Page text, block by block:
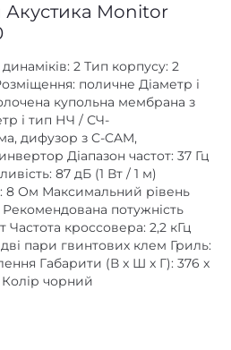
Акустика Monitor
2 Тип корпусу: 2
поличне Діаметр і
купольна мембрана з
і тип НЧ / СЧ-
дифузор з C-CAM,
Діапазон частот: 37 Гц
87 дБ (1 Вт / 1 м)
8 Ом Максимальний рівень
Рекомендована потужність
Частота кроссовера: 2,2 кГц
пари гвинтових клем Гриль:
Габарити (В x Ш x Г): 376 x
Колір чорний